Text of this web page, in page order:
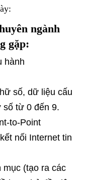
ngành
gặp:
hành
số, dữ liệu cấu
số từ 0 đến 9.
to-Point
nối Internet tin
mục (tạo ra các